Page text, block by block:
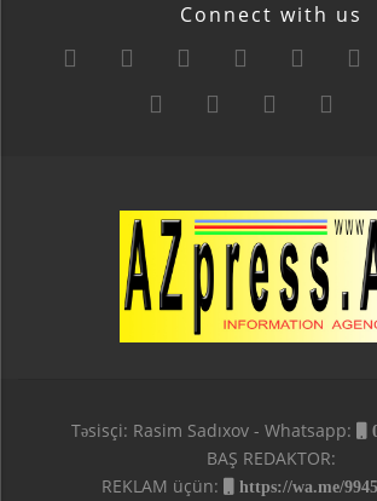
Connect with us
Təsisçi: Rasim Sadıxov - Whatsapp:
BAŞ REDAKTOR:
REKLAM üçün:
https://wa.me/